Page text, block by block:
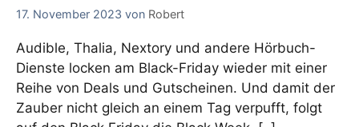
17. November 2023 von Robert
Audible, Thalia, Nextory und andere Hörbuch-
Dienste locken am Black-Friday wieder mit einer
Reihe von Deals und Gutscheinen. Und damit der
Zauber nicht gleich an einem Tag verpufft, folgt